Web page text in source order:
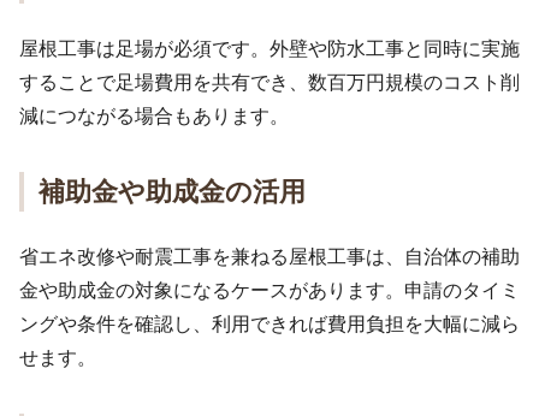
屋根工事は足場が必須です。外壁や防水工事と同時に実施
することで足場費用を共有でき、数百万円規模のコスト削
減につながる場合もあります。
補助金や助成金の活用
省エネ改修や耐震工事を兼ねる屋根工事は、自治体の補助
金や助成金の対象になるケースがあります。申請のタイミ
ングや条件を確認し、利用できれば費用負担を大幅に減ら
せます。